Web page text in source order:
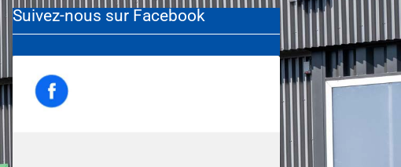
Suivez-nous sur Facebook